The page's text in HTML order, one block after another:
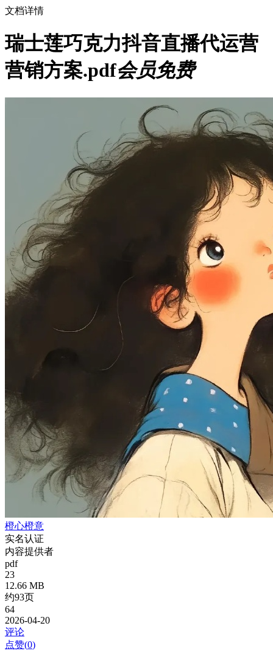
文档详情
瑞士莲巧克力抖音直播代运营
营销方案.pdf会员免费
橙心橙意
实名认证
内容提供者
pdf
23
12.66 MB
约93页
64
2026-04-20
评论
点赞(0)